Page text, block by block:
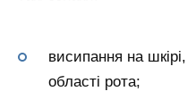
висипання на
області рота;